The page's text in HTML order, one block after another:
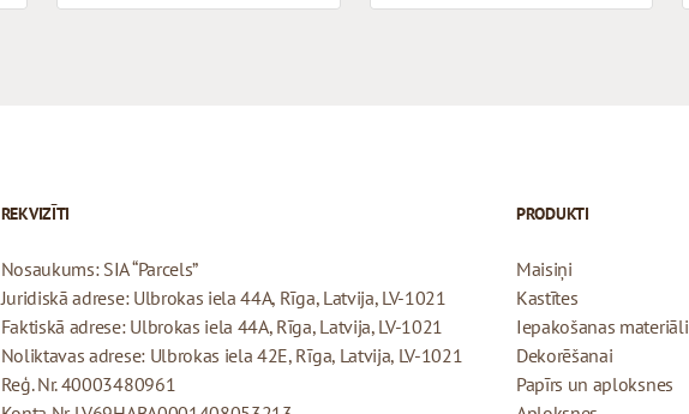
REKVIZĪTI
Nosaukums: SIA “Parcels”
Juridiskā adrese: Ulbrokas iela 44A, Rīga, Latvija, LV-1021
Faktiskā adrese: Ulbrokas iela 44A, Rīga, Latvija, LV-1021
Noliktavas adrese: Ulbrokas iela 42E, Rīga, Latvija, LV-1021
Reģ. Nr. 40003480961
PRODUKTI
Maisiņi
Kastītes
Iepakošanas materiāli
Dekorēšanai
Papīrs un aploksnes